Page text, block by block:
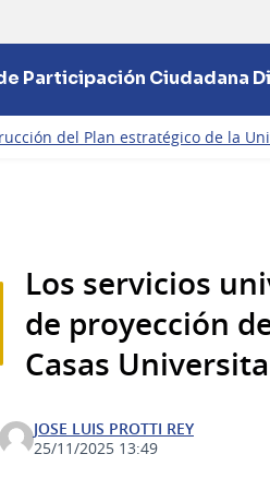
Participación Ciudadana
del Plan estratégico de la
Los servicios
de proyección
Casas
JOSE LUIS PROTTI REY
25/11/2025 13:49